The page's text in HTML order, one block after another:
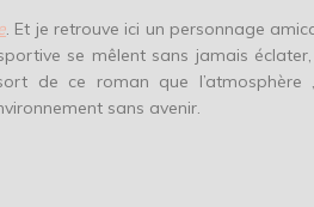
. Et je retrouve ici un personnage
se mêlent sans jamais
de ce roman que l’atmosphère
sans avenir.